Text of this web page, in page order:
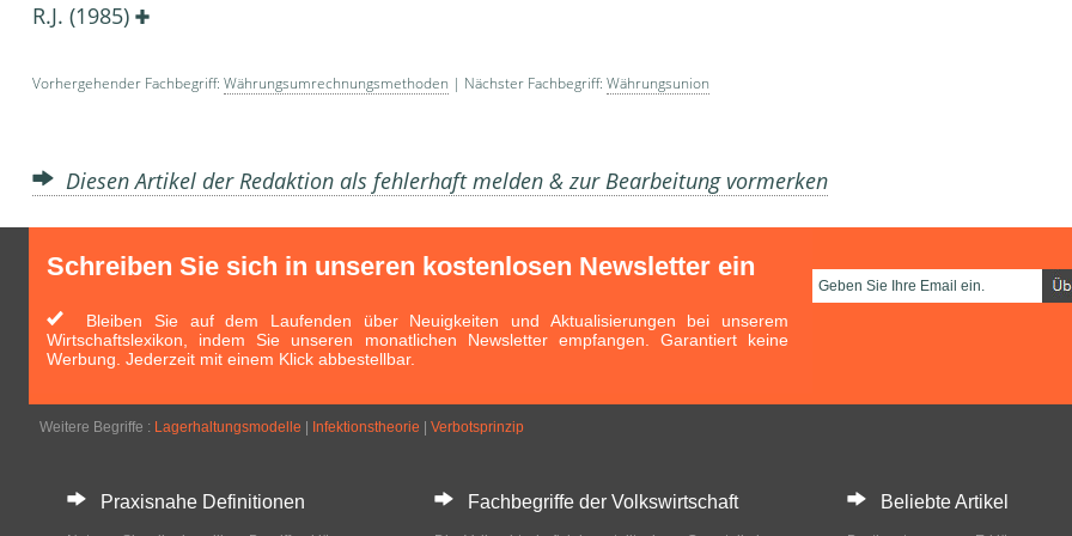
R.J. (1985)
Vorhergehender Fachbegriff: Währungsumrechnungsmethoden | Nächster Fachbegriff: Währungsunion
Diesen Artikel der Redaktion als fehlerhaft melden & zur Bearbeitung vormerken
Schreiben Sie sich in unseren kostenlosen Newsletter ein
Bleiben Sie auf dem Laufenden über Neuigkeiten und Aktualisierungen bei unserem
Wirtschaftslexikon, indem Sie unseren monatlichen Newsletter empfangen. Garantiert keine
Werbung. Jederzeit mit einem Klick abbestellbar.
Weitere Begriffe : Lagerhaltungsmodelle Infektionstheorie Verbotsprinzip
Praxisnahe Definitionen Fachbegriffe der Volkswirtschaft Beliebte Artikel